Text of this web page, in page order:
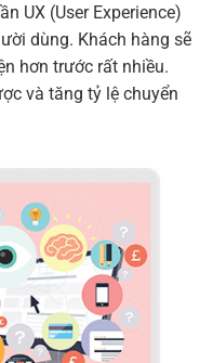
UX (User Experience)
dùng. Khách hàng sẽ
hơn trước rất nhiều.
và tăng tỷ lệ chuyển